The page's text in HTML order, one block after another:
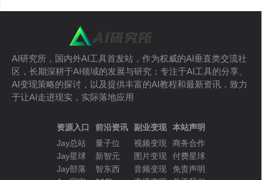
AI研究所，国内外AI工具首发站，作为权威的AI垂直类交流社
区，长期深耕于AI领域的发展与研究；专注于AI工具的分享、
AI变现策略的探讨，以及提供丰富的AI教程和最新资讯，致力
于让AI走进现实，实际落地应用
资源入口
Jay总站
Jay星球
Jay部落
前沿资讯
量子位
新智元
智东西
副业变现
视频变现
图片变现
音频变现
本站声明
商务合作
付费星球
免责声明